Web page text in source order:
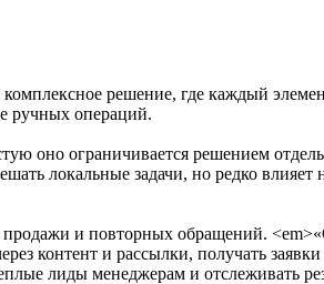
решение, где каждый
ручных операций.
оно ограничивается решением
локальные задачи, но редко влияет
и повторных обращений.
контент и рассылки, получать заявки
лиды менеджерам и отслеживать